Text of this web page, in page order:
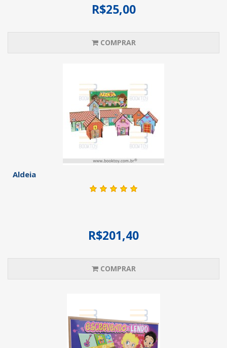
R$25,00
COMPRAR
Aldeia
R$201,40
COMPRAR